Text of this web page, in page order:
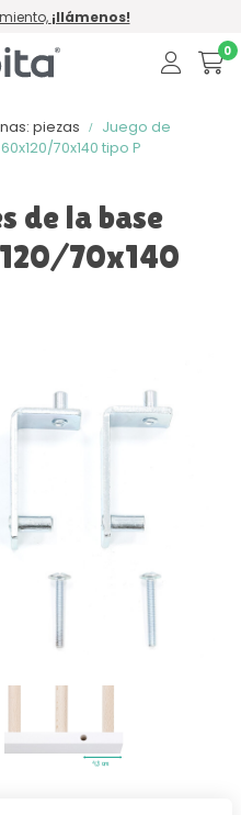
¡llámenos!
0
piezas
Juego de
70x140 tipo P
de la base
70x140